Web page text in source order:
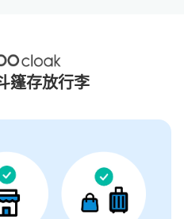
推薦的寄物櫃
幣式置物櫃
篷存放行李